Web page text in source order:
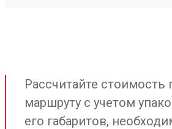
Рассчитайте стоимость
маршруту с учетом
его габаритов,